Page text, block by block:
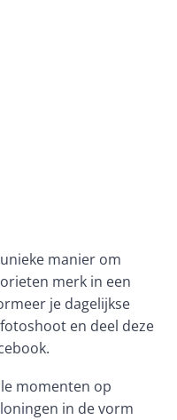
manier om
merk in een
je dagelijkse
en deel deze
momenten op
in de vorm